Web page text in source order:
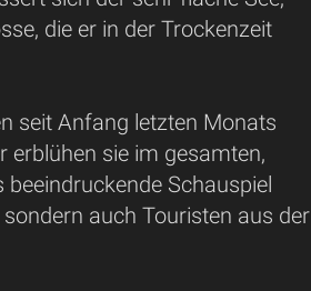
die er in der Trockenzeit
seit Anfang letzten Monats
erblühen sie im gesamten,
Schauspiel
auch Touristen aus der